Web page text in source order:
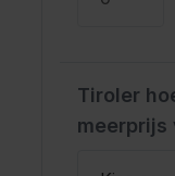
Tiroler
meerprijs